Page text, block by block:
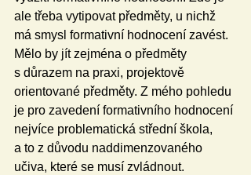
ale třeba vytipovat předměty, u nichž
má smysl formativní hodnocení zavést.
Mělo by jít zejména o předměty
s důrazem na praxi, projektově
orientované předměty. Z mého pohledu
je pro zavedení formativního hodnocení
nejvíce problematická střední škola,
a to z důvodu naddimenzovaného
učiva, které se musí zvládnout.